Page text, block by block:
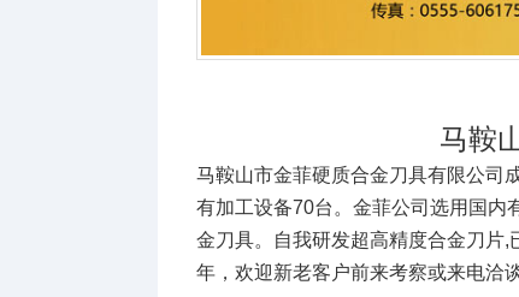
马鞍
马鞍山市金菲硬质合金刀具有限公司
有加工设备70台。金菲公司选用国内
金刀具。自我研发超高精度合金刀片
年，欢迎新老客户前来考察或来电洽谈